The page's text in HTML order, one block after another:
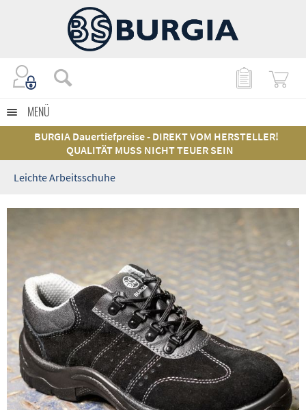
MENÜ
BURGIA Dauertiefpreise - DIREKT VOM HERSTELLER!
QUALITÄT MUSS NICHT TEUER SEIN
Leichte Arbeitsschuhe